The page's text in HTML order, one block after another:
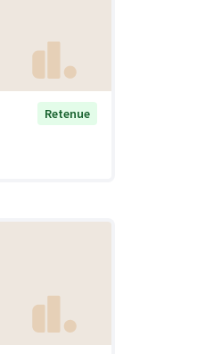
Retenue